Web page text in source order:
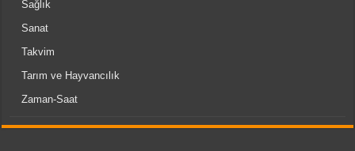
Sağlık
Sanat
Takvim
Tarım ve Hayvancılık
Zaman-Saat